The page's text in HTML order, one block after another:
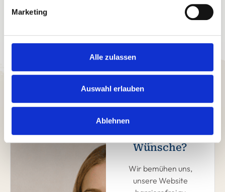
Marketing
Alle zulassen
Auswahl erlauben
Ablehnen
Fragen und
Wünsche?
Wir bemühen uns,
unsere Website